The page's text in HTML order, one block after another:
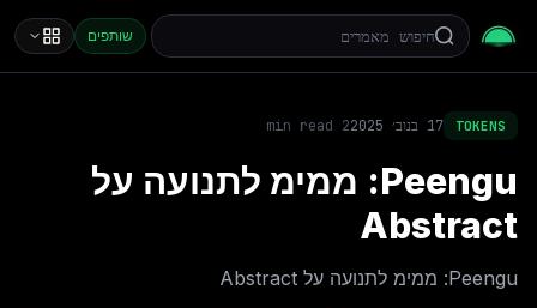
שותפים
TOKENS 17 בנוב׳ 2025 2
Peengu: ממימ לתנועה על
Abstract
Peengu: ממימ לתנועה על Abstract